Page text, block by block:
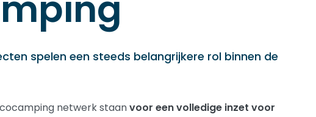
spelen een steeds belangrijkere rol binnen de
netwerk staanvoor een volledige inzet voor